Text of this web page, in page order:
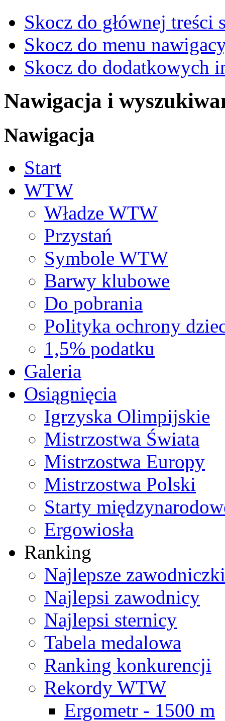
Skocz do głównej treści
Skocz do menu
Skocz do dodatkowych
Nawigacja i
Nawigacja
Start
WTW
Władze WTW
Przystań
Symbole WTW
Barwy klubowe
Do pobrania
Polityka ochrony
1,5% podatku
Galeria
Osiągnięcia
Igrzyska Olimpijskie
Mistrzostwa Świata
Mistrzostwa Europy
Mistrzostwa Polski
Starty
Ergowiosła
Ranking
Najlepsze zawodniczki
Najlepsi zawodnicy
Najlepsi sternicy
Tabela medalowa
Ranking konkurencji
Rekordy WTW
Ergometr - 1500 m